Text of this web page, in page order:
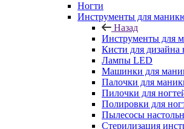
Ногти
Инструменты для
Назад
Инструменты для
Кисти для
Лампы LED
Машинки для
Палочки для
Пилочки для
Полировки для
Пылесосы
Стерилизация